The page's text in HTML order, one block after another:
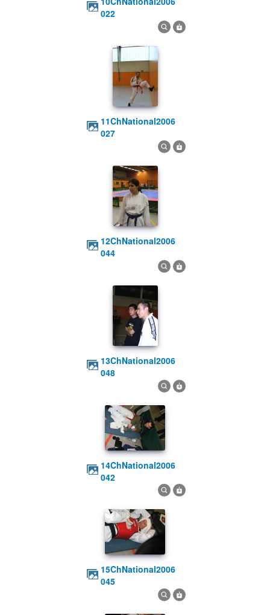
022
11ChNational2006
027
12ChNational2006
044
13ChNational2006
048
14ChNational2006
042
15ChNational2006
045